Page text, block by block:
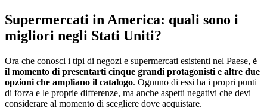
Supermercati in America: quali sono i
migliori negli Stati Uniti?
Ora che conosci i tipi di negozi e supermercati esistenti nel Paese, è
il momento di presentarti cinque grandi protagonisti e altre due
opzioni che ampliano il catalogo. Ognuno di essi ha i propri punti
di forza e le proprie differenze, ma anche aspetti negativi che devi
considerare al momento di scegliere dove acquistare.